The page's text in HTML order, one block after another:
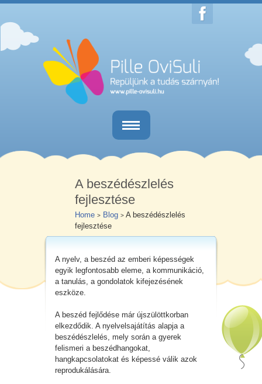
Home
Egésznapos iskola-előkészítő
Délutáni iskola-előkészítő
Iskolaérettségi vizsgálat
Kapcsolat
A beszédészlelés
fejlesztése
Home > Blog > A beszédészlelés
fejlesztése
A nyelv, a beszéd az emberi képességek
egyik legfontosabb eleme, a kommunikáció,
a tanulás, a gondolatok kifejezésének
eszköze.
A beszéd fejlődése már újszülöttkorban
elkezdődik. A nyelvelsajátítás alapja a
beszédészlelés, mely során a gyerek
felismeri a beszédhangokat,
hangkapcsolatokat és képessé válik azok
reprodukálására.